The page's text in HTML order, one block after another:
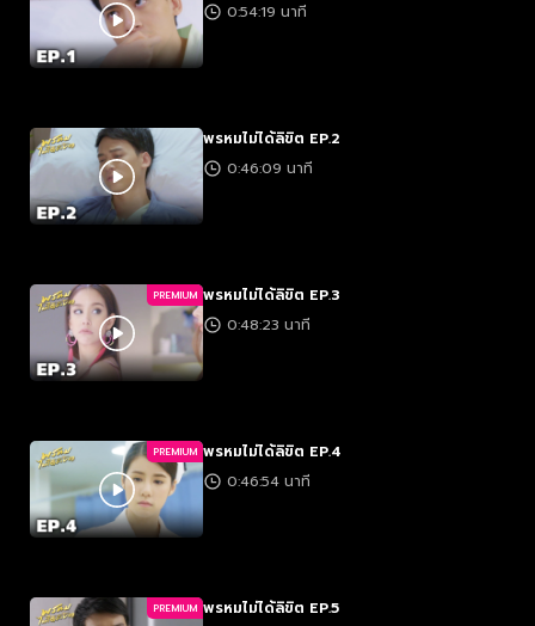
0:54:19 นาที
พรหมไม่ได้ลิขิต EP.2
0:46:09 นาที
PREMIUM พรหมไม่ได้ลิขิต EP.3
0:48:23 นาที
PREMIUM พรหมไม่ได้ลิขิต EP.4
0:46:54 นาที
PREMIUM พรหมไม่ได้ลิขิต EP.5